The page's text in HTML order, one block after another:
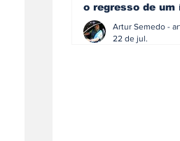
o regresso de um
que percebeu que
evoluir não
perder a
22 de jul.